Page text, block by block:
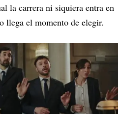
la carrera ni siquiera entra en
llega el momento de elegir.